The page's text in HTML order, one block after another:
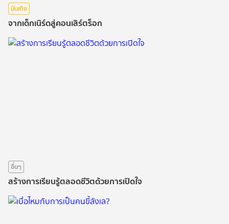
บันเทิง
จากเด็กเนิร์ดสู่คอนเสิร์ตร็อก
อื่นๆ
สร้างการเรียนรู้ตลอดชีวิตด้วยการเปิดใจ